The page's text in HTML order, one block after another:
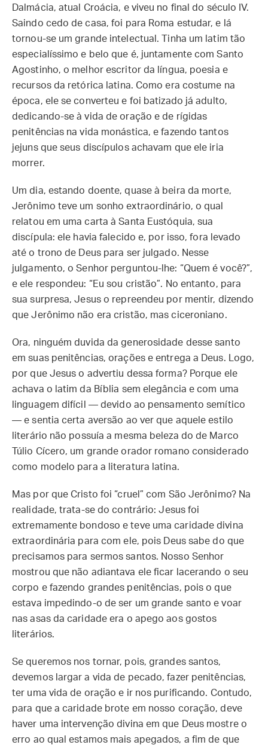
Dalmácia, atual Croácia, e viveu no final do século IV.
Saindo cedo de casa, foi para Roma estudar, e lá
tornou-se um grande intelectual. Tinha um latim tão
especialíssimo e belo que é, juntamente com Santo
Agostinho, o melhor escritor da língua, poesia e
recursos da retórica latina. Como era costume na
época, ele se converteu e foi batizado já adulto,
dedicando-se à vida de oração e de rígidas
penitências na vida monástica, e fazendo tantos
jejuns que seus discípulos achavam que ele iria
morrer.
Um dia, estando doente, quase à beira da morte,
Jerônimo teve um sonho extraordinário, o qual
relatou em uma carta à Santa Eustóquia, sua
discípula: ele havia falecido e, por isso, fora levado
até o trono de Deus para ser julgado. Nesse
julgamento, o Senhor perguntou-lhe: “Quem é você?”,
e ele respondeu: “Eu sou cristão”. No entanto, para
sua surpresa, Jesus o repreendeu por mentir, dizendo
que Jerônimo não era cristão, mas ciceroniano.
Ora, ninguém duvida da generosidade desse santo
em suas penitências, orações e entrega a Deus. Logo,
por que Jesus o advertiu dessa forma? Porque ele
achava o latim da Bíblia sem elegância e com uma
linguagem difícil — devido ao pensamento semítico
— e sentia certa aversão ao ver que aquele estilo
literário não possuía a mesma beleza do de Marco
Túlio Cícero, um grande orador romano considerado
como modelo para a literatura latina.
Mas por que Cristo foi “cruel” com São Jerônimo? Na
realidade, trata-se do contrário: Jesus foi
extremamente bondoso e teve uma caridade divina
extraordinária para com ele, pois Deus sabe do que
precisamos para sermos santos. Nosso Senhor
mostrou que não adiantava ele ficar lacerando o seu
corpo e fazendo grandes penitências, pois o que
estava impedindo-o de ser um grande santo e voar
nas asas da caridade era o apego aos gostos
literários.
Se queremos nos tornar, pois, grandes santos,
devemos largar a vida de pecado, fazer penitências,
ter uma vida de oração e ir nos purificando. Contudo,
para que a caridade brote em nosso coração, deve
haver uma intervenção divina em que Deus mostre o
erro ao qual estamos mais apegados, a fim de que